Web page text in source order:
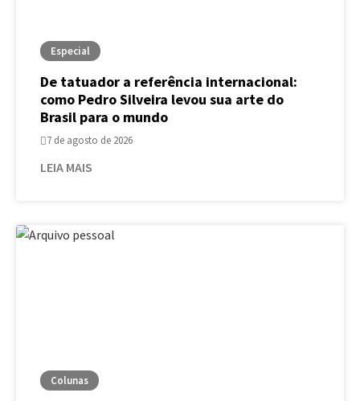
Especial
De tatuador a referência internacional:
como Pedro Silveira levou sua arte do
Brasil para o mundo
7 de agosto de 2026
LEIA MAIS
Colunas